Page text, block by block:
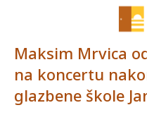
Maksim Mrvica
na koncertu
glazbene škole